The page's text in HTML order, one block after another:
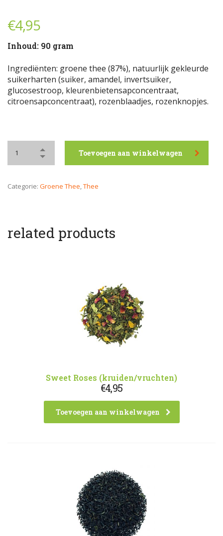
€4,95
Inhoud: 90 gram
Ingrediënten: groene thee (87%), natuurlijk gekleurde
suikerharten (suiker, amandel, invertsuiker,
glucosestroop, kleurenbietensapconcentraat,
citroensapconcentraat), rozenblaadjes, rozenknopjes.
Toevoegen aan winkelwagen
Categorie: Groene Thee,Thee
related products
Sweet Roses (kruiden/vruchten)
€4,95
Toevoegen aan winkelwagen